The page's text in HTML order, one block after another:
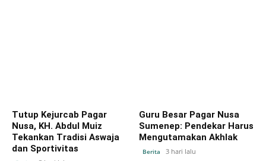
Tutup Kejurcab Pagar
Nusa, KH. Abdul Muiz
Tekankan Tradisi Aswaja
dan Sportivitas
Guru Besar Pagar Nusa
Sumenep: Pendekar Harus
Mengutamakan Akhlak
Berita 3 hari lalu